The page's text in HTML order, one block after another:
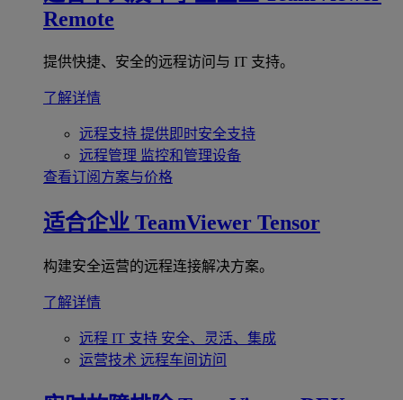
Remote
提供快捷、安全的远程访问与 IT 支持。
了解详情
远程支持 提供即时安全支持
远程管理 监控和管理设备
查看订阅方案与价格
适合企业 TeamViewer Tensor
构建安全运营的远程连接解决方案。
了解详情
远程 IT 支持 安全、灵活、集成
运营技术 远程车间访问